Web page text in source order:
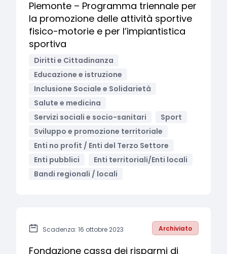
Piemonte – Programma triennale per
la promozione delle attività sportive
fisico-motorie e per l’impiantistica
sportiva
Diritti e Cittadinanza
Educazione e istruzione
Inclusione Sociale e Solidarietà
Salute e medicina
Servizi sociali e socio-sanitari
Sport
Sviluppo e promozione territoriale
Enti no profit / Enti del Terzo Settore
Enti pubblici
Enti territoriali/Enti locali
Bandi regionali / locali
Scadenza: 16 ottobre 2023 Archiviato
Fondazione cassa dei risparmi di